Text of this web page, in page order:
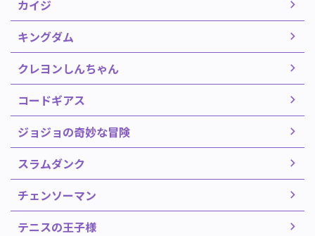
カイジ
キングダム
クレヨンしんちゃん
コードギアス
ジョジョの奇妙な冒険
スラムダンク
チェンソーマン
テニスの王子様